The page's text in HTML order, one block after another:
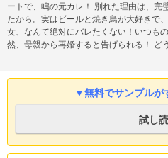
ートで、鳴の元カレ！ 別れた理由は、完
たから。実はビールと焼き鳥が大好きで
女、なんて絶対にバレたくない！いつも
然、母親から再婚すると告げられる！ ど
くて…。しかも姓は佐々木…？ まさか…
兄ちゃんになるの…！？ そんなの絶対にム
▼無料でサンプルが
試し